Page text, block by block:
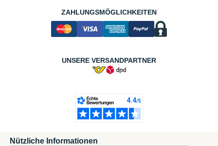
ZAHLUNGSMÖGLICHKEITEN
UNSERE VERSANDPARTNER
Nützliche Informationen